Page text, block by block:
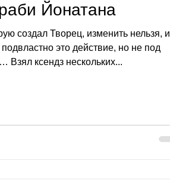
Йонатана
создал Творец, изменить нельзя, и
это действие, но не под
Взял ксендз нескольких...